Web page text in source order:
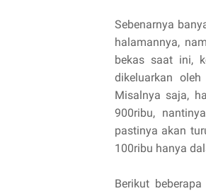
Sebenarnya
halamannya,
bekas saat ini,
dikeluarkan
Misalnya saja,
900ribu,
pastinya akan
100ribu hanya
Berikut